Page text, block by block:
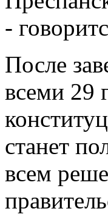
-
После
всеми 29
станет
всем